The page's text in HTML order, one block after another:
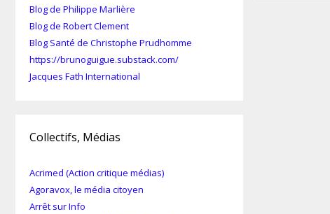
Blog de Philippe Marlière
Blog de Robert Clement
Blog Santé de Christophe Prudhomme
https://brunoguigue.substack.com/
Jacques Fath International
Collectifs, Médias
Acrimed (Action critique médias)
Agoravox, le média citoyen
Arrêt sur Info